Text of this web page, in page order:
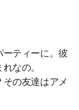
ティーに。彼
なの。
の友達はアメ